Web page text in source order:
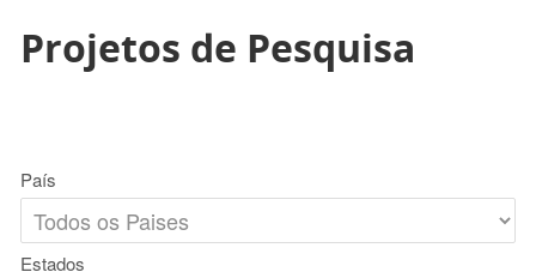
Projetos de Pesquisa
País
Estados